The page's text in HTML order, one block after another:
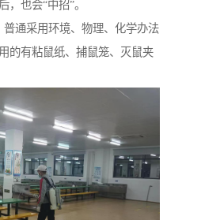
，也会“中招”。
普通采用环境、物理、化学办法
的有粘鼠纸、捕鼠笼、灭鼠夹